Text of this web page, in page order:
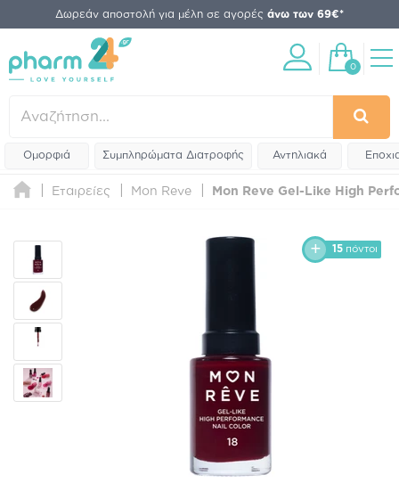
Δωρεάν αποστολή για μέλη σε αγορές άνω των 69€*
0
Ομορφιά Συμπληρώματα Διατροφής Αντηλιακά
Εταιρείες Mon Reve Mon Reve Gel-Like High
15 πόντοι